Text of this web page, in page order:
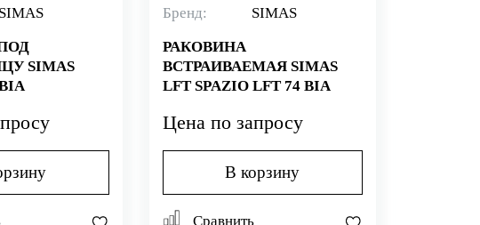
SIMAS
SIMAS
Бренд:
SIMAS
РАКОВИНА
ВСТРАИВАЕМАЯ SIMAS
LFT SPAZIO LFT 74 BIA
Цена по запросу
В корзину
Сравнить